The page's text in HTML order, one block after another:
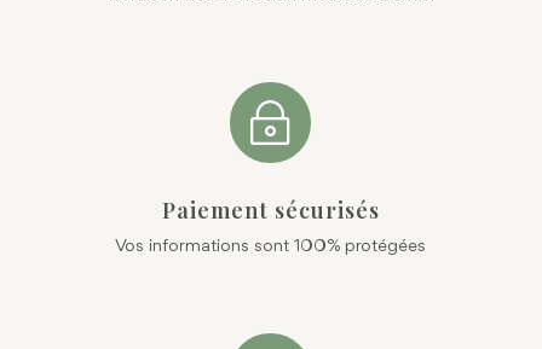
~
Paiement sécurisés
Vos informations sont 100% protégées